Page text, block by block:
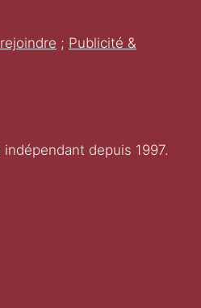
depuis 1997.
; Publicité &